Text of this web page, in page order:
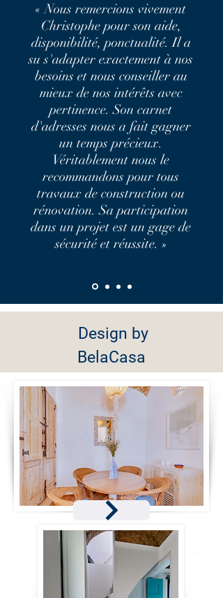
« Nous remercions vivement
Christophe pour son aide,
disponibilité, ponctualité. Il a
su s'adapter exactement à nos
besoins et nous conseiller au
mieux de nos intérêts avec
pertinence. Son carnet
d'adresses nous a fait gagner
un temps précieux.
Véritablement nous le
recommandons pour tous
travaux de construction ou
rénovation. Sa participation
dans un projet est un gage de
sécurité et réussite. »
Design by
BelaCasa